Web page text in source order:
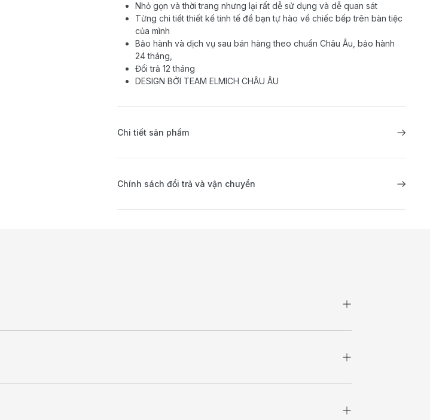
Nhỏ gọn và thời trang nhưng lại rất dễ sử dụng và dễ quan sát
Từng chi tiết thiết kế tinh tế để bạn tự hào về chiếc bếp trên bàn tiệc
của mình
Bảo hành và dịch vụ sau bán hàng theo chuẩn Châu Âu, bảo hành
24 tháng,
Đổi trả 12 tháng
DESIGN BỞI TEAM ELMICH CHÂU ÂU
Chi tiết sản phẩm
Chính sách đổi trả và vận chuyển